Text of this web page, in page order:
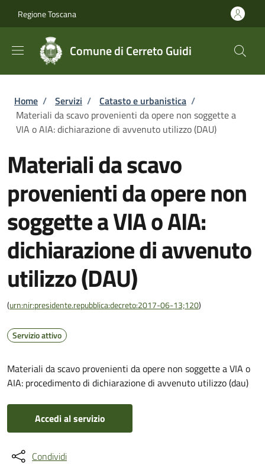
Regione Toscana
Comune di Cerreto Guidi
Briciole di pane
Home / Servizi / Catasto e urbanistica /
Materiali da scavo provenienti da opere non soggette a
VIA o AIA: dichiarazione di avvenuto utilizzo (DAU)
Materiali da scavo
provenienti da opere non
soggette a VIA o AIA:
dichiarazione di avvenuto
utilizzo (DAU)
(urn:nir:presidente.repubblica:decreto:2017-06-13;120)
Servizio attivo
Materiali da scavo provenienti da opere non soggette a VIA o
AIA: procedimento di dichiarazione di avvenuto utilizzo (dau)
Accedi al servizio
Condividi